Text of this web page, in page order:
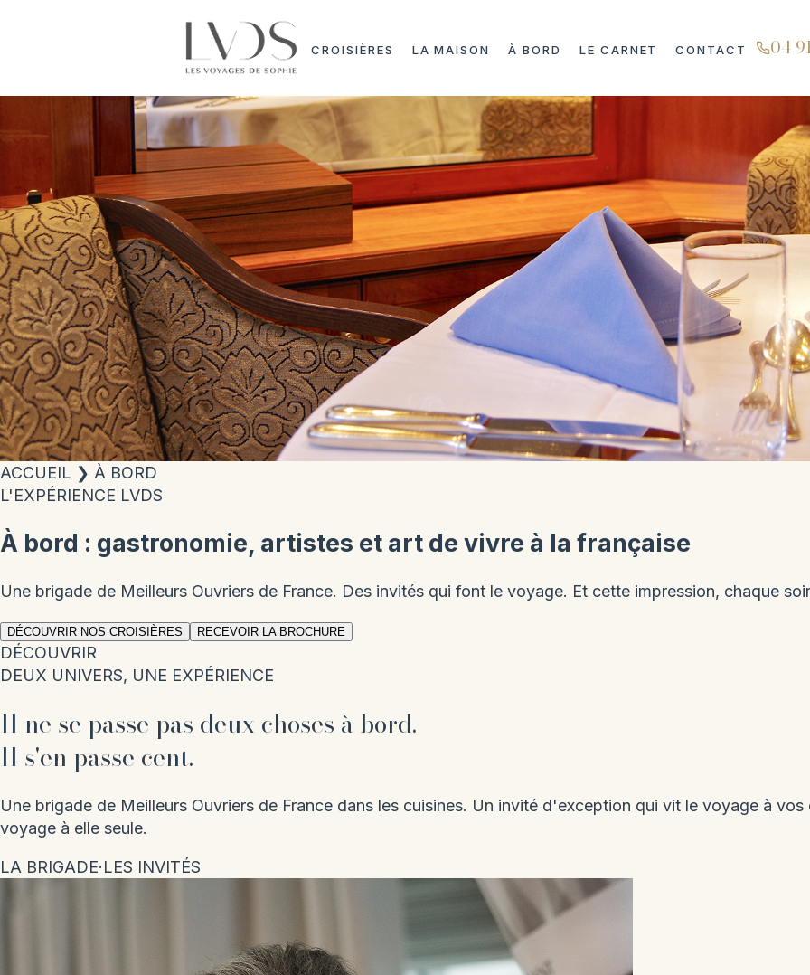
CROISIÈRES LA MAISON À BORD LE CARNET CONTACT 04
ACCUEIL ❯ À BORD
L'EXPÉRIENCE LVDS
À bord : gastronomie, artistes et art de vivre à la française
Une brigade de Meilleurs Ouvriers de France. Des invités qui font le voyage. Et cette impression, chaque
DÉCOUVRIR NOS CROISIÈRES RECEVOIR LA BROCHURE
DÉCOUVRIR
DEUX UNIVERS, UNE EXPÉRIENCE
Il ne se passe pas deux choses à bord.
Il s'en passe cent.
Une brigade de Meilleurs Ouvriers de France dans les cuisines. Un invité d'exception qui vit le voyage à
voyage à elle seule.
LA BRIGADE·LES INVITÉS